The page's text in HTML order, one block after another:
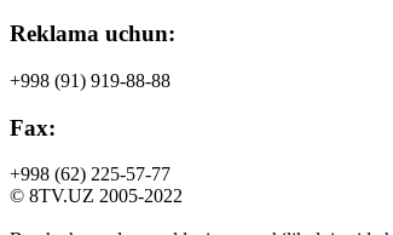
Reklama uchun:
+998 (91) 919-88-88
Fax:
+998 (62) 225-57-77
© 8TV.UZ 2005-2022